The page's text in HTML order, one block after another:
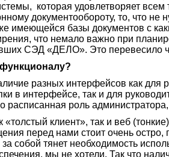
которая удовлетворяет
документообороту, то, что не
имеющейся базы документов с
что немало важно при
СЭД «ДЕЛО». Это перевесило
разных интерфейсов как для
в интерфейсе, так и для
расписанная роль
«толстый клиент», так и веб
перед нами стоит очень остро,
собой тянет необходимость
мы не хотели. Так что